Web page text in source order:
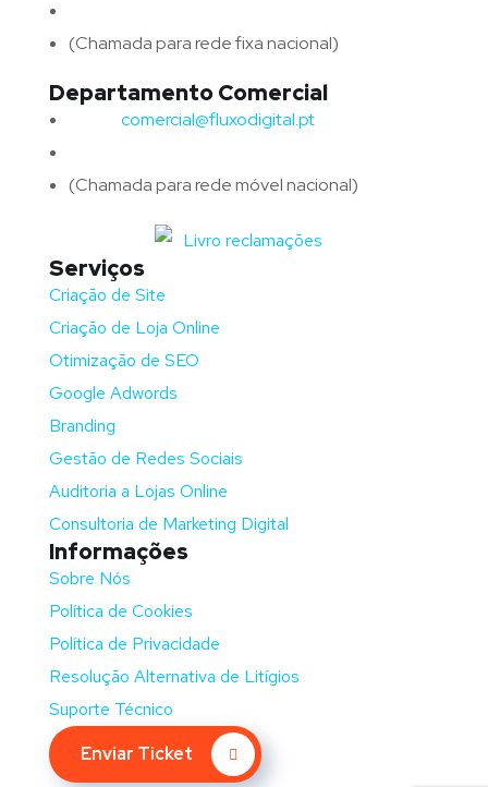
(Chamada para rede fixa nacional)
Departamento Comercial
comercial@fluxodigital.pt
(Chamada para rede móvel nacional)
Serviços
Criação de Site
Criação de Loja Online
Otimização de SEO
Google Adwords
Branding
Gestão de Redes Sociais
Auditoria a Lojas Online
Consultoria de Marketing Digital
Informações
Sobre Nós
Política de Cookies
Política de Privacidade
Resolução Alternativa de Litígios
Suporte Técnico
Enviar Ticket